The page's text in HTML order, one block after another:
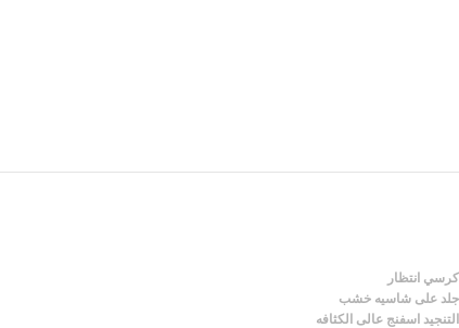
كرسي انتظار
جلد على شاسيه خشب
التنجيد اسفنج عالى الكثافه